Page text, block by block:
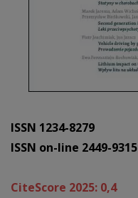
ISSN 1234-8279
ISSN on-line 2449-9315
CiteScore 2025: 0,4